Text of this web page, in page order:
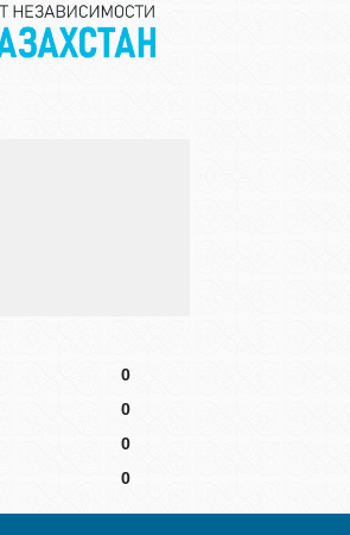
0
0
0
0